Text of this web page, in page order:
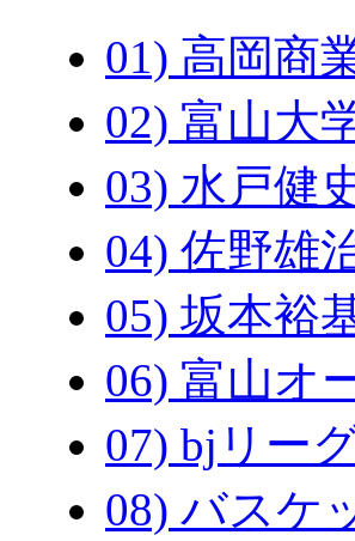
01) 高岡商
02) 富山大
03) 水戸健
04) 佐野雄
05) 坂本裕
06) 富山オ
07) bjリー
08) バスケ